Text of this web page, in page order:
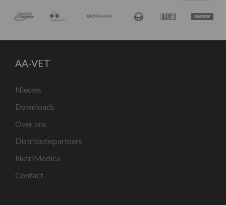
AA-VET
Nieuws
Downloads
Over ons
Distributiepartners
NutriMedica
Contact